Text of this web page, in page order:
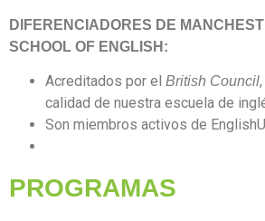
DIFERENCIADORES DE
SCHOOL OF ENGLISH:
Acreditados por el British Council
calidad de nuestra escuela de
Son miembros activos de
PROGRAMAS